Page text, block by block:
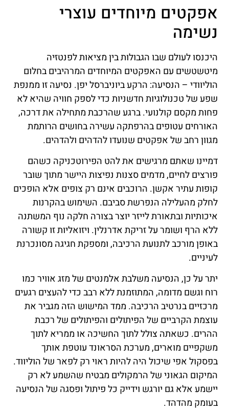
אפקטים מיוחדים עוצרי
נשימה
היכנסו לעולם שבו הגבולות בין מציאות לפנטזיה
מיטשטשים עם האפקטים המיוחדים המרהיבים בחלום
הוליוודי – הנסיעה: הרקע ביוניברסל יפן. נסיעה זו ממנפת
שפע של טכנולוגיות חדשניות כדי לספק חוויה שהיא לא
פחות מקסם קולנועי. ברגע שהרכבת מתחילה את דרכה,
האורחים עטופים בהרפתקה עשירה בחושים הרותמת
מגוון רחב של אפקטים שנועדו להדהים ולהדהים.
דמיינו שאתם מרגישים את להט הפירוטכניקה כשהם
פורצים לחיים, מדמים סצנות נפיצות היישר מתוך שובר
קופות עתיר אקשן. הרוכבים אינם רק צופים אלא הופכים
לחלק מהעלילה הנפרשת סביבם. השימוש בהקרנות
איכותיות ובתאורת לייזר יוצר בצורה חלקה נוף המשתנה
ללא הרף ושומר על זריקת אדרנלין. ויזואליות זו קשורה
באופן מורכב לתנועת הרכיבה, ומספקת חגיגה מסונכרנת
לעיניים.
יתר על כן, הנסיעה משלבת אלמנטים של מזג אוויר כמו
רוח וגשם מדומה, המתוזמנת ללא רבב כדי להעצים רגעים
מרכזיים בנרטיב הרכיבה. ממד המישוש הזה מגביר את
עוצמת הקרביים של הפיתולים והפיתולים של רכבת
ההרים. כשאתה צולל לתוך החשיכה או ממריא לתוך
משקפיים מוארים, מערכת הסראונד עוטפת אותך
בפסקול אפי שיכול היה להיות ראוי רק לפאר של הוליווד.
המיקום הגאוני של הרמקולים מבטיח שהשמע לא רק
יישמע אלא גם יורגש וידייק כל פיתול ופסגה של הנסיעה
בעומק מהדהד.